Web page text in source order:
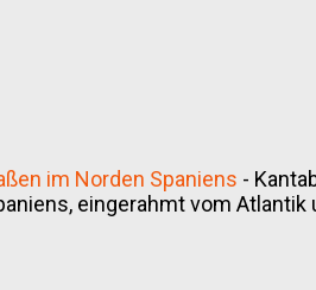
im Norden Spaniens -
eingerahmt vom Atlantik